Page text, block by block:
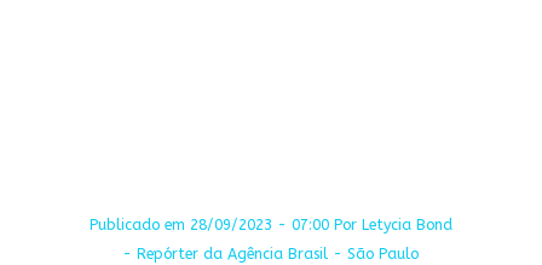
Publicado em 28/09/2023 - 07:00 Por Letycia Bond
- Repórter da Agência Brasil - São Paulo